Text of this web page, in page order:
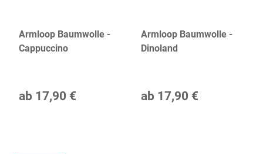
Armloop Baumwolle -
Cappuccino
ab 17,90 €
Armloop Baumwolle -
Dinoland
ab 17,90 €